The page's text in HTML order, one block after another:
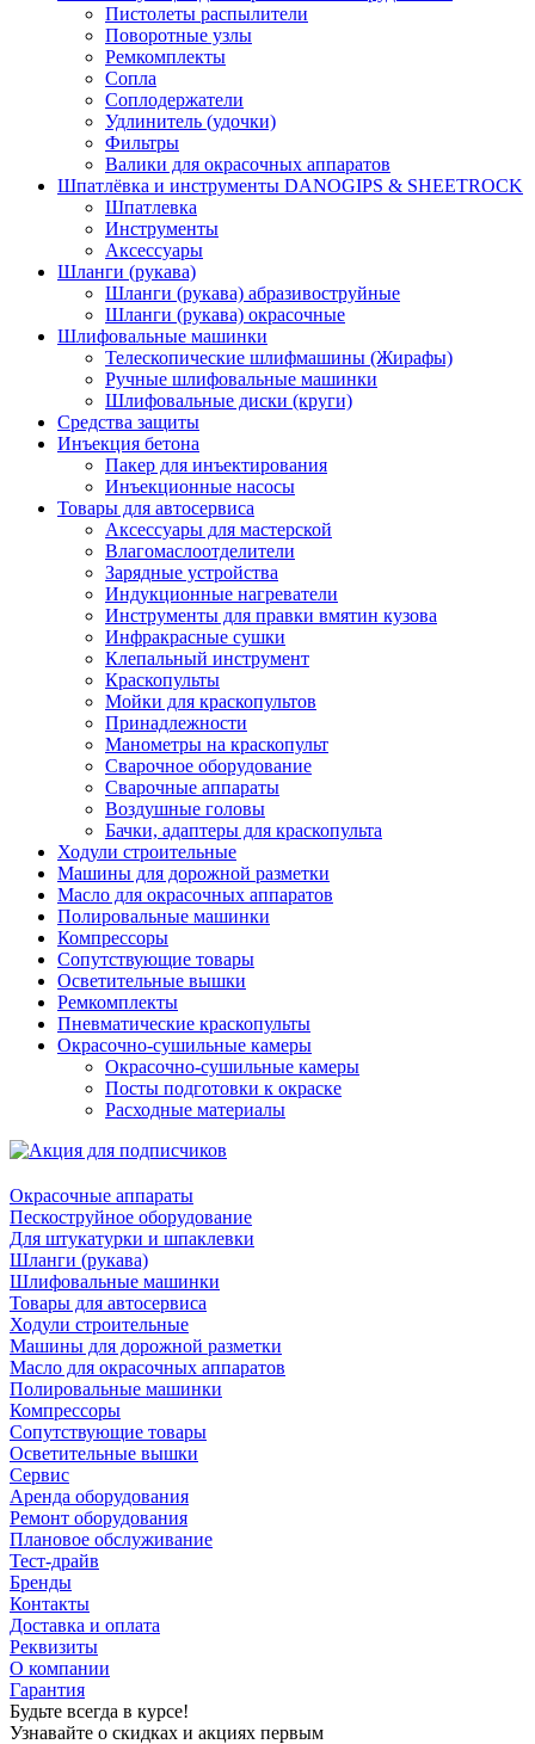
Пистолеты распылители
Поворотные узлы
Ремкомплекты
Сопла
Соплодержатели
Удлинитель (удочки)
Фильтры
Валики для окрасочных аппаратов
Шпатлёвка и инструменты DANOGIPS & SHEETROCK
Шпатлевка
Инструменты
Аксессуары
Шланги (рукава)
Шланги (рукава) абразивоструйные
Шланги (рукава) окрасочные
Шлифовальные машинки
Телескопические шлифмашины (Жирафы)
Ручные шлифовальные машинки
Шлифовальные диски (круги)
Средства защиты
Инъекция бетона
Пакер для инъектирования
Инъекционные насосы
Товары для автосервиса
Аксессуары для мастерской
Влагомаслоотделители
Зарядные устройства
Индукционные нагреватели
Инструменты для правки вмятин кузова
Инфракрасные сушки
Клепальный инструмент
Краскопульты
Мойки для краскопультов
Принадлежности
Манометры на краскопульт
Сварочное оборудование
Сварочные аппараты
Воздушные головы
Бачки, адаптеры для краскопульта
Ходули строительные
Машины для дорожной разметки
Масло для окрасочных аппаратов
Полировальные машинки
Компрессоры
Сопутствующие товары
Осветительные вышки
Ремкомплекты
Пневматические краскопульты
Окрасочно-сушильные камеры
Окрасочно-сушильные камеры
Посты подготовки к окраске
Расходные материалы
Окрасочные аппараты
Пескоструйное оборудование
Для штукатурки и шпаклевки
Шланги (рукава)
Шлифовальные машинки
Товары для автосервиса
Ходули строительные
Машины для дорожной разметки
Масло для окрасочных аппаратов
Полировальные машинки
Компрессоры
Сопутствующие товары
Осветительные вышки
Сервис
Аренда оборудования
Ремонт оборудования
Плановое обслуживание
Тест-драйв
Бренды
Контакты
Доставка и оплата
Реквизиты
О компании
Гарантия
Будьте всегда в курсе!
Узнавайте о скидках и акциях первым